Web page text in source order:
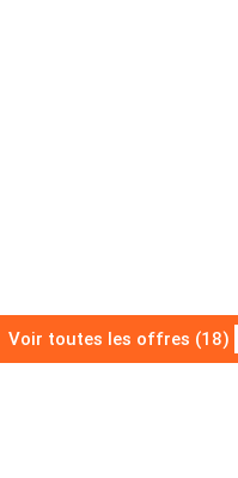
Voir toutes les offres (18)